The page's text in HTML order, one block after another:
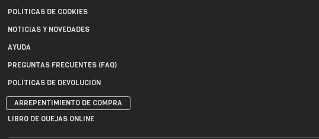
POLÍTICAS DE COOKIES
NOTICIAS Y NOVEDADES
AYUDA
PREGUNTAS FRECUENTES (FAQ)
POLÍTICAS DE DEVOLUCIÓN
ARREPENTIMIENTO DE COMPRA
LIBRO DE QUEJAS ONLINE